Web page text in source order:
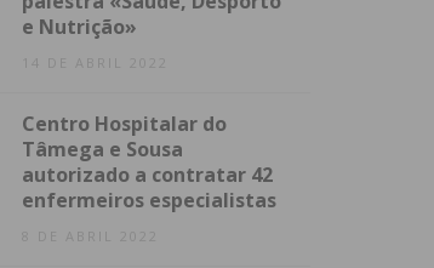
e Nutrição»
14 DE ABRIL 2022
Centro Hospitalar do
Tâmega e Sousa
autorizado a contratar 42
enfermeiros especialistas
8 DE ABRIL 2022